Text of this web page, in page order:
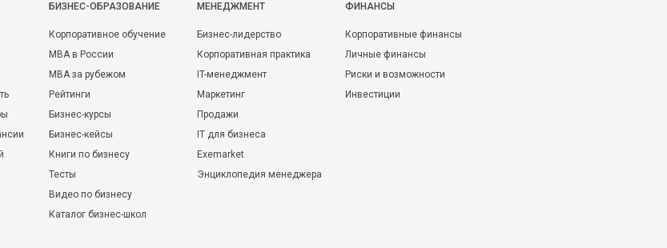
БИЗНЕС-ОБРАЗОВАНИЕ
Корпоративное обучение
MBA в России
MBA за рубежом
Рейтинги
Бизнес-курсы
Бизнес-кейсы
Книги по бизнесу
Тесты
Видео по бизнесу
Каталог бизнес-школ
МЕНЕДЖМЕНТ
Бизнес-лидерство
Корпоративная практика
IT-менеджмент
Маркетинг
Продажи
IT для бизнеса
Exemarket
Энциклопедия менеджера
ФИНАНСЫ
Корпоративные финансы
Личные финансы
Риски и возможности
Инвестиции